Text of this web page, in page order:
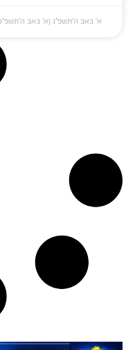
א׳ באב ה׳תשפ״ג (א׳ באב ה׳תשפ״ג (יולי 19,